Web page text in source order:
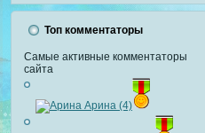
Топ комментаторы
Самые активные комментаторы
сайта
Арина (4)